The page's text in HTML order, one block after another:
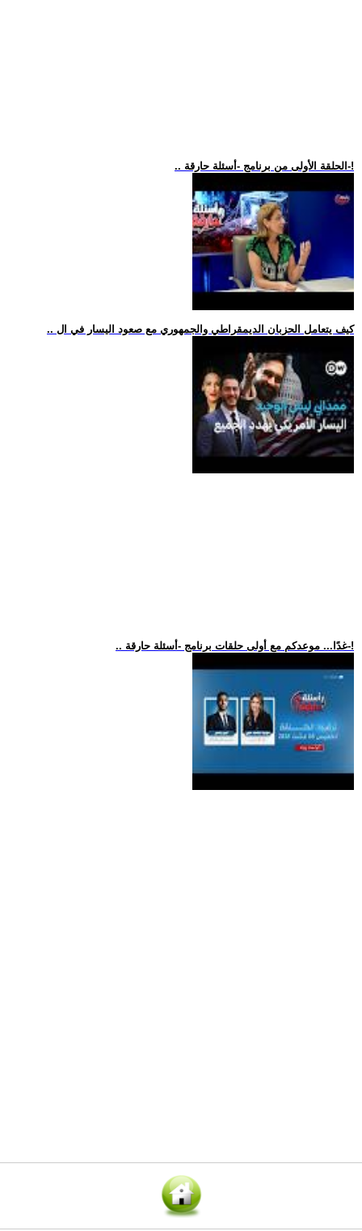
.. الحلقة الأولى من برنامج -أسئلة حارقة-!
.. كيف يتعامل الحزبان الديمقراطي والجمهوري مع صعود اليسار في ال
.. غدًا... موعدكم مع أولى حلقات برنامج -أسئلة حارقة-!